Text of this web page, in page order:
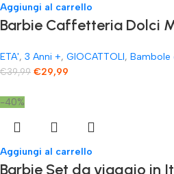
Aggiungi al carrello
​Barbie Caffetteria Dolci
ETA', 3 Anni +, GIOCATTOLI, Bambole
€39,99 €29,99
-40%
Aggiungi al carrello
Barbie Set da viaggio in